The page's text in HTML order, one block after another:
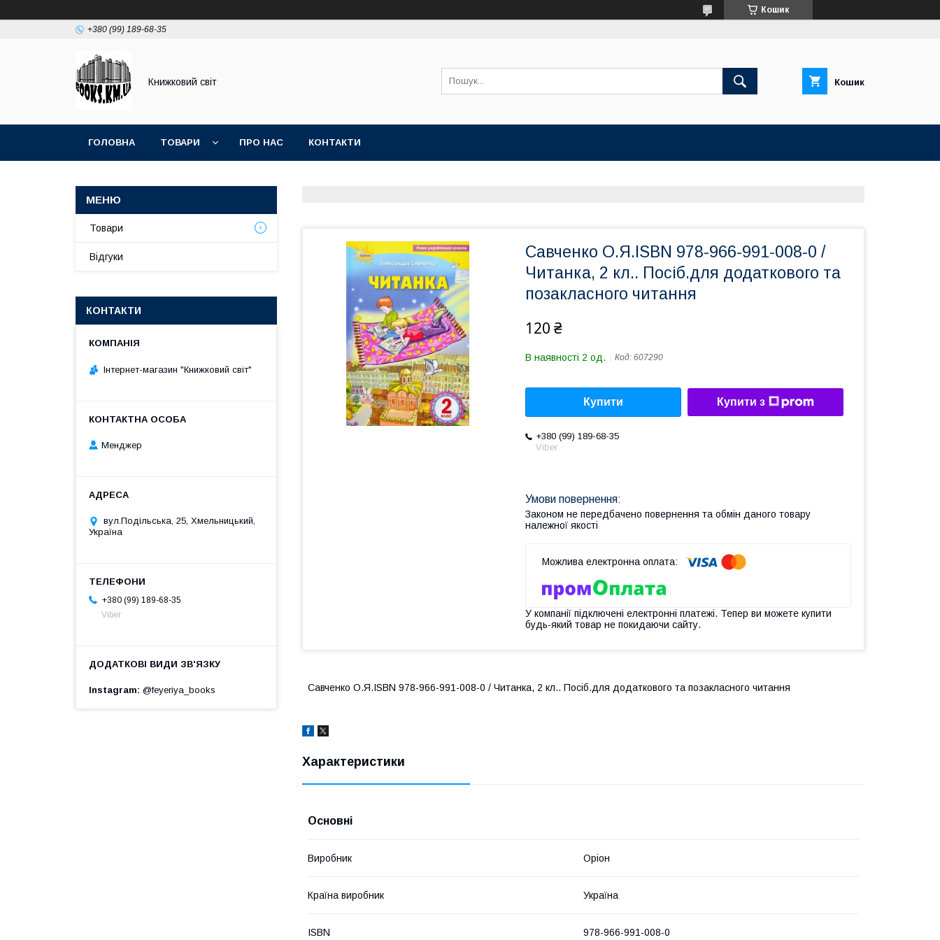
Кошик
+380 (99) 189-68-35
Книжковий світ Кошик
ГОЛОВНА ТОВАРИ ПРО НАС КОНТАКТИ
Савченко О.Я.ISBN 978-966-991-008-0 /
Читанка, 2 кл.. Посіб.для додаткового та
позакласного читання
120 ₴
В наявності 2 од. Код: 607290
Купити Купити з
+380 (99) 189-68-35
Viber
Законом не передбачено повернення та обмін даного товару
належної якості
У компанії підключені електронні платежі. Тепер ви можете купити
будь-який товар не покидаючи сайту.
Савченко О.Я.ISBN 978-966-991-008-0 / Читанка, 2 кл.. Посіб.для додаткового та позакласного читання
Характеристики
Основні
Виробник Оріон
Країна виробник Україна
ISBN 978-966-991-008-0
Товари
Відгуки
КОНТАКТИ
Інтернет-магазин "Книжковий світ"
Менджер
вул.Подільська, 25, Хмельницький,
Україна
+380 (99) 189-68-35
Viber
Instagram @feyeriya_books